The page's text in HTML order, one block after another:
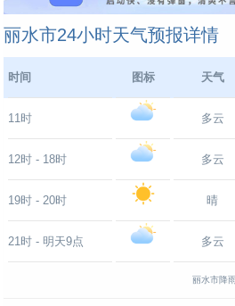
丽水市24小时天气预报详情
时间 图标 天气
11时 多云
12时 - 18时 多云
19时 - 20时 晴
21时 - 明天9点 多云
丽水市降